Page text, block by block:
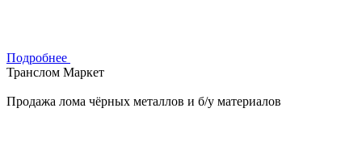
Подробнее
Транслом Маркет
Продажа лома чёрных металлов и б/у материалов